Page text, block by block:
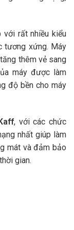
với rất nhiều kiểu
tương xứng. Máy
thêm vẻ sang
máy được làm
độ bền cho máy
, với các chức
nhất giúp làm
mát và đảm bảo
gian.